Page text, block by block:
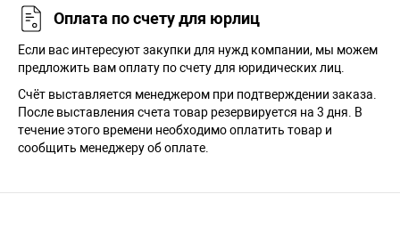
Оплата по счету для юрлиц
Если вас интересуют закупки для нужд компании, мы можем
предложить вам оплату по счету для юридических лиц.
Счёт выставляется менеджером при подтверждении заказа.
После выставления счета товар резервируется на 3 дня. В
течение этого времени необходимо оплатить товар и
сообщить менеджеру об оплате.